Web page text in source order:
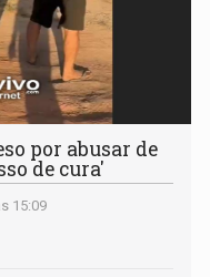
por abusar de
de cura'
15:09